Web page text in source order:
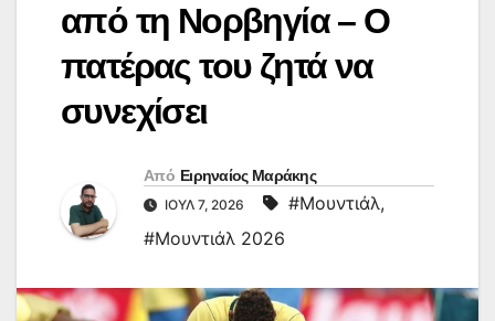
από τη Νορβηγία – Ο
πατέρας του ζητά να
συνεχίσει
Από Ειρηναίος Μαράκης
ΙΟΎΛ 7, 2026 #Μουντιάλ,
#Μουντιάλ 2026